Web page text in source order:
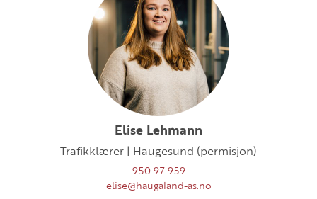
Elise Lehmann
Trafikklærer | Haugesund (permisjon)
950 97 959
elise@haugaland-as.no